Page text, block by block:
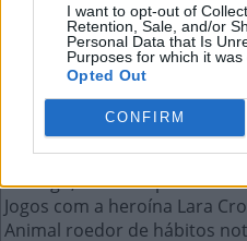
I want to opt-out of
Retention, Sale, and/or
Personal Data that Is
Purposes for which it was
Opted Out
CONFIRM
Mais respostas
Agência de aviação brasileira
Homens em inglês
Omissão de um termo na frase
Do __ ao Pontal, como diria
"__ breve", despedida
Consigo, desacompanhado
Jogos com a heroína Lara
Animal roedor de hábitos